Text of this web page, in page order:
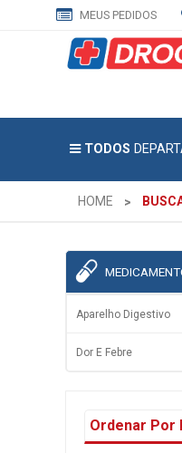
MEUS PEDIDOS
TODOS
HOME
Aparelho Digestivo
Dor E Febre
Ordenar Por
MAIL
E
EXCLUSIVAS.